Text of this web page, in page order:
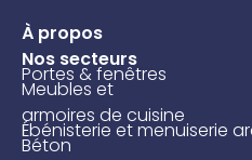
À propos
Nos secteurs
Portes & fenêtres
Meubles et
armoires de cuisine
Ébénisterie et menuiserie
Béton